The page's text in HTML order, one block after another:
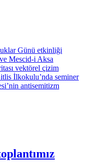
Günü etkinliği
Mescid-i Aksa
vektörel çizim
İlkokulu’nda seminer
antisemitizm